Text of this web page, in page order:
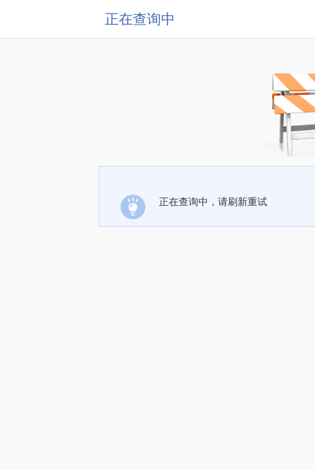
正在查询中
正在查询中，请刷新重试